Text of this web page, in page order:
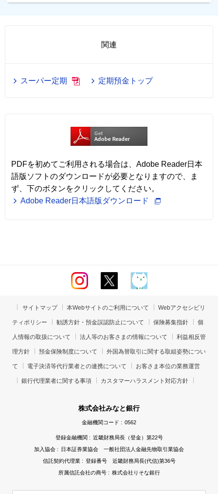
関連
スーパー定期 定期預金トップ
PDFを初めてご利用される場合は、Adobe Reader日本
語版ソフトのダウンロードが必要となりますので、ま
ず、下のボタンをクリックしてください。
Adobe Reader日本語版ダウンロード
サイトマップ 本Webサイトのご利用について Webアクセシビリ
ティポリシー 勧誘方針・預金誤認防止について 保険募集指針 個
人情報の取扱について 法人等のお客さまの情報について 利益相反管
理方針 預金保険制度について 外国為替取引に関する取組姿勢につい
て 電子決済等代行業者との連携について お客さま本位の業務運営
銀行代理業者に関する事項 カスタマーハラスメント対応方針
株式会社みなと銀行
金融機関コード : 0562
登録金融機関 : 近畿財務局長（登金）第22号
加入協会 : 日本証券業協会 一般社団法人金融先物取引業協会
信託契約代理業 : 登録番号 近畿財務局長(代信)第36号
所属信託会社の商号 : 株式会社りそな銀行